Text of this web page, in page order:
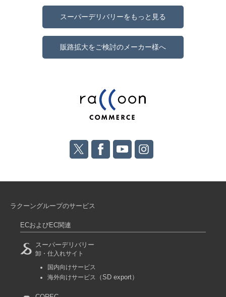
スーパーデリバリーをもっと見る
販路拡大をご検討のメーカー様へ
ラクーングループのサービス
ECおよびEC関連
スーパーデリバリー
卸・仕入れサイト
国内向けサービス
海外向けサービス
（SD export）